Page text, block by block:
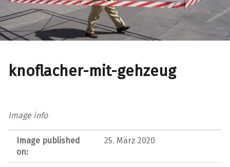
knoflacher-mit-gehzeug
Image info
Image published
on:
25. März 2020